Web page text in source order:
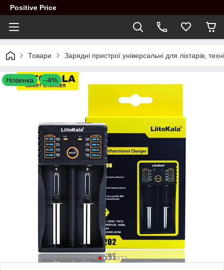
Positive Price
Товари Зарядні пристрої універсальні для ліхтарів,
Новинка –4%